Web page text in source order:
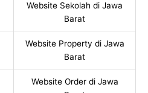
Website Sekolah di Jawa
Barat
Website Property di Jawa
Barat
Website Order di Jawa